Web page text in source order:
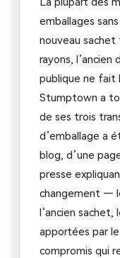
emballages
nouveau sachet
rayons, l’ancien
publique ne fait
Stumptown a
de ses trois
d’emballage a
blog, d’une
presse
changement —
l’ancien sachet,
apportées par
compromis qui